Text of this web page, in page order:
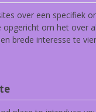
over een specifiek
opgericht om het over
brede interesse te